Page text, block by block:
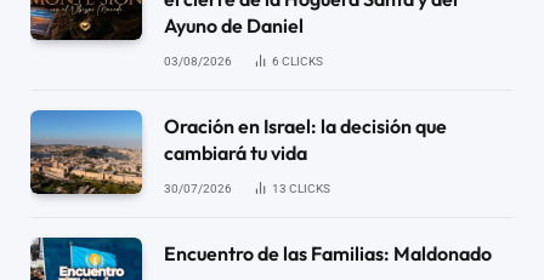
Ayuno de Daniel
03/08/2026 6 CLICKS
Oración en Israel: la decisión que
cambiará tu vida
30/07/2026 13 CLICKS
Encuentro de las Familias: Maldonado